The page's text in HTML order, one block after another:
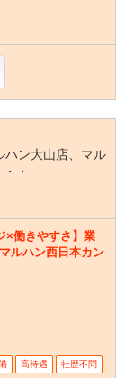
ハン大山店、マル
・
×働きやすさ】業
ルハン西日本カン
高待遇 社歴不問